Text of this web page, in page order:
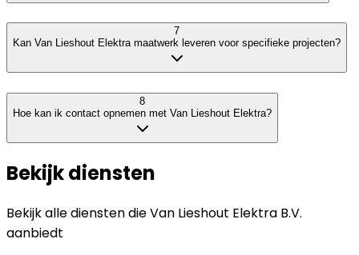
7
Kan Van Lieshout Elektra maatwerk leveren voor specifieke projecten?
8
Hoe kan ik contact opnemen met Van Lieshout Elektra?
Bekijk diensten
Bekijk alle diensten dieVan Lieshout Elektra B.V.
aanbiedt